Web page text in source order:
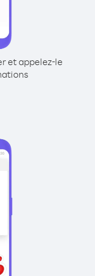
et appelez-le